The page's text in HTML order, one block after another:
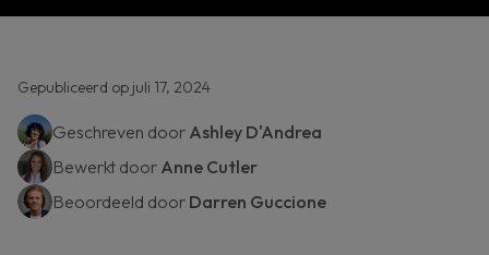
Gepubliceerd op juli 17, 2024
Geschreven door Ashley D'Andrea
Bewerkt door Anne Cutler
Beoordeeld door Darren Guccione